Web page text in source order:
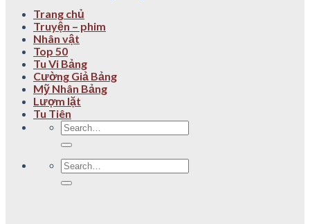
Trang chủ
Truyện – phim
Nhân vật
Top 50
Tu Vi Bảng
Cường Giả Bảng
Mỹ Nhân Bảng
Lượm lặt
Tu Tiên